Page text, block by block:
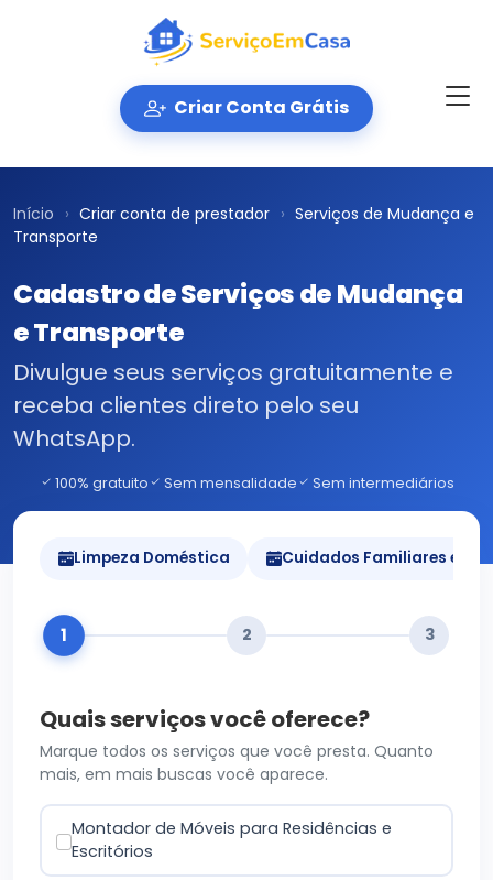
Criar Conta Grátis
Início › Criar conta de prestador › Serviços de Mudança e
Transporte
Cadastro de Serviços de Mudança
e Transporte
Divulgue seus serviços gratuitamente e
receba clientes direto pelo seu
WhatsApp.
100% gratuito Sem mensalidade Sem intermediários
Limpeza Doméstica Cuidados Familiares e Pet
1 2 3
Quais serviços você oferece?
Marque todos os serviços que você presta. Quanto
mais, em mais buscas você aparece.
Montador de Móveis para Residências e
Escritórios